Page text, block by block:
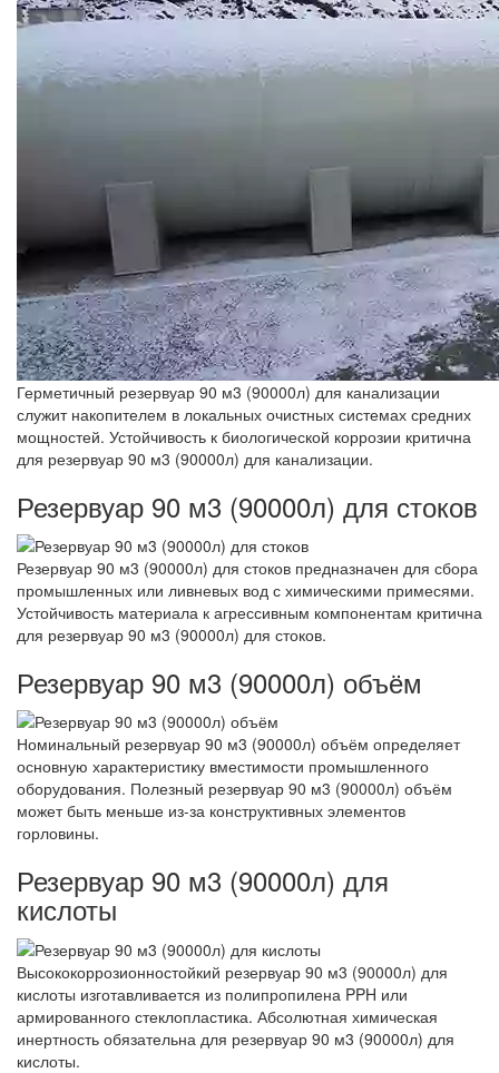
Герметичный резервуар 90 м3 (90000л) для канализации
служит накопителем в локальных очистных системах средних
мощностей. Устойчивость к биологической коррозии критична
для резервуар 90 м3 (90000л) для канализации.
Резервуар 90 м3 (90000л) для стоков
Резервуар 90 м3 (90000л) для стоков предназначен для сбора
промышленных или ливневых вод с химическими примесями.
Устойчивость материала к агрессивным компонентам критична
для резервуар 90 м3 (90000л) для стоков.
Резервуар 90 м3 (90000л) объём
Номинальный резервуар 90 м3 (90000л) объём определяет
основную характеристику вместимости промышленного
оборудования. Полезный резервуар 90 м3 (90000л) объём
может быть меньше из-за конструктивных элементов
горловины.
Резервуар 90 м3 (90000л) для
кислоты
Высококоррозионностойкий резервуар 90 м3 (90000л) для
кислоты изготавливается из полипропилена PPH или
армированного стеклопластика. Абсолютная химическая
инертность обязательна для резервуар 90 м3 (90000л) для
кислоты.